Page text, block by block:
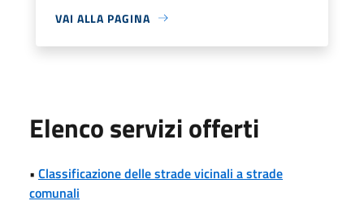
VAI ALLA PAGINA
Elenco servizi offerti
• Classificazione delle strade vicinali a strade
comunali